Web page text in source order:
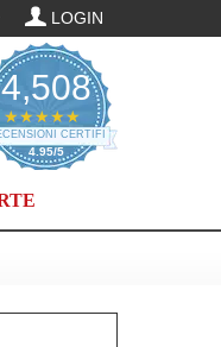
LOGIN
4,508
★★★★★ 4.95 valutazione
4.95/5
CERTIFICATE